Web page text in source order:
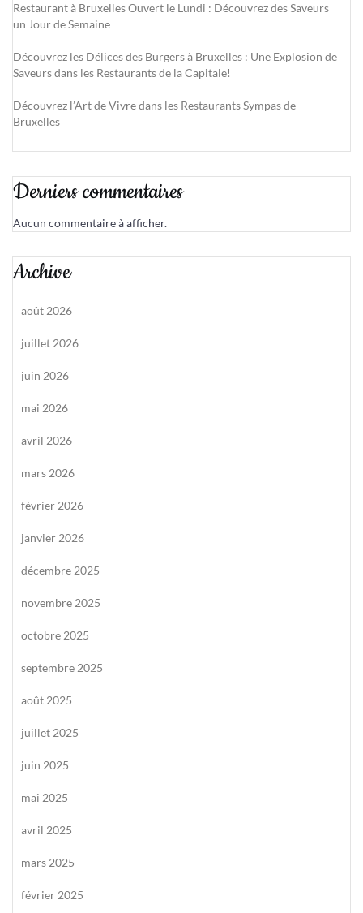
Restaurant à Bruxelles Ouvert le Lundi : Découvrez des Saveurs
un Jour de Semaine
Découvrez les Délices des Burgers à Bruxelles : Une Explosion de
Saveurs dans les Restaurants de la Capitale!
Découvrez l’Art de Vivre dans les Restaurants Sympas de
Bruxelles
Derniers commentaires
Aucun commentaire à afficher.
Archive
août 2026
juillet 2026
juin 2026
mai 2026
avril 2026
mars 2026
février 2026
janvier 2026
décembre 2025
novembre 2025
octobre 2025
septembre 2025
août 2025
juillet 2025
juin 2025
mai 2025
avril 2025
mars 2025
février 2025